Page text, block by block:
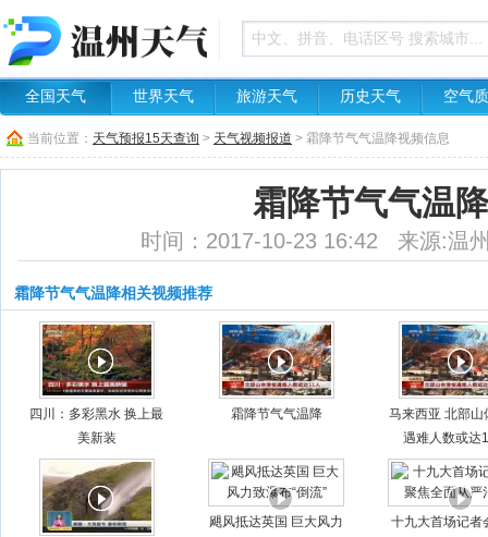
全国天气 世界天气 旅游天气 历史天气 空气
当前位置： 天气预报15天查询 > 天气视频报道 > 霜降节气气温降视频信息
霜降节气气温降
时间：2017-10-23 16:42 来源:温
霜降节气气温降相关视频推荐
四川：多彩黑水 换上最
美新装
霜降节气气温降
马来西亚 北部山
遇难人数或达
飓风抵达英国 巨大风力
十九大首场记者